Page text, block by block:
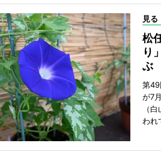
見る
松
り
ぶ
第49
が7
（
われ